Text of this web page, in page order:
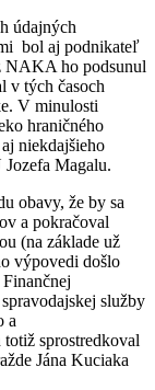
údajných
bol aj podnikateľ
NAKA ho podsunul
v tých časoch
V minulosti
hraničného
niekdajšieho
Magalu.
obavy, že by sa
a pokračoval
(na základe už
výpovedi došlo
služby
a
sprostredkoval
Jána Kuciaka